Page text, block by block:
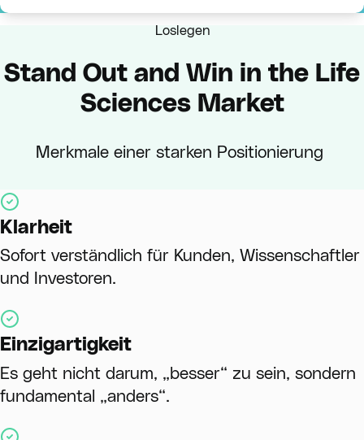
Loslegen
Stand Out and Win in the Life
Sciences Market
Merkmale einer starken Positionierung
Klarheit
Sofort verständlich für Kunden, Wissenschaftler
und Investoren.
Einzigartigkeit
Es geht nicht darum, „besser“ zu sein, sondern
fundamental „anders“.